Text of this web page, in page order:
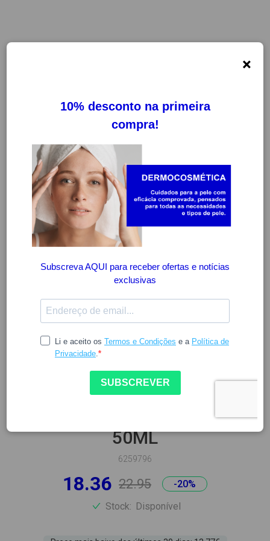
VICHY NORMADERM CUIDADO
DIÁRIO DUPLA CORREÇÃO
50ML
6259796
18.36 22.95
-20%
Stock: Disponível
×